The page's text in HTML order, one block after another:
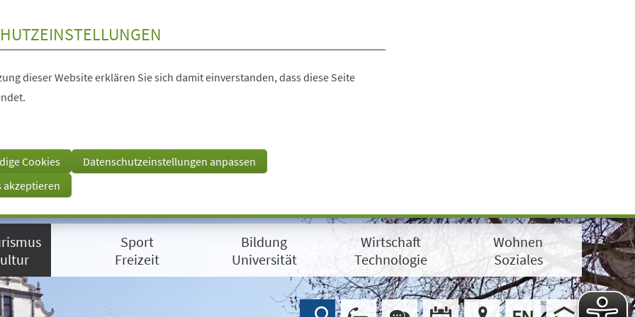
dieser Website erklären Sie sich damit einverstanden, dass diese Seite
Cookies
Datenschutzeinstellungen anpassen
akzeptieren
Sport
Freizeit
Bildung
Universität
Wirtschaft
Technologie
Wohnen
Soziales